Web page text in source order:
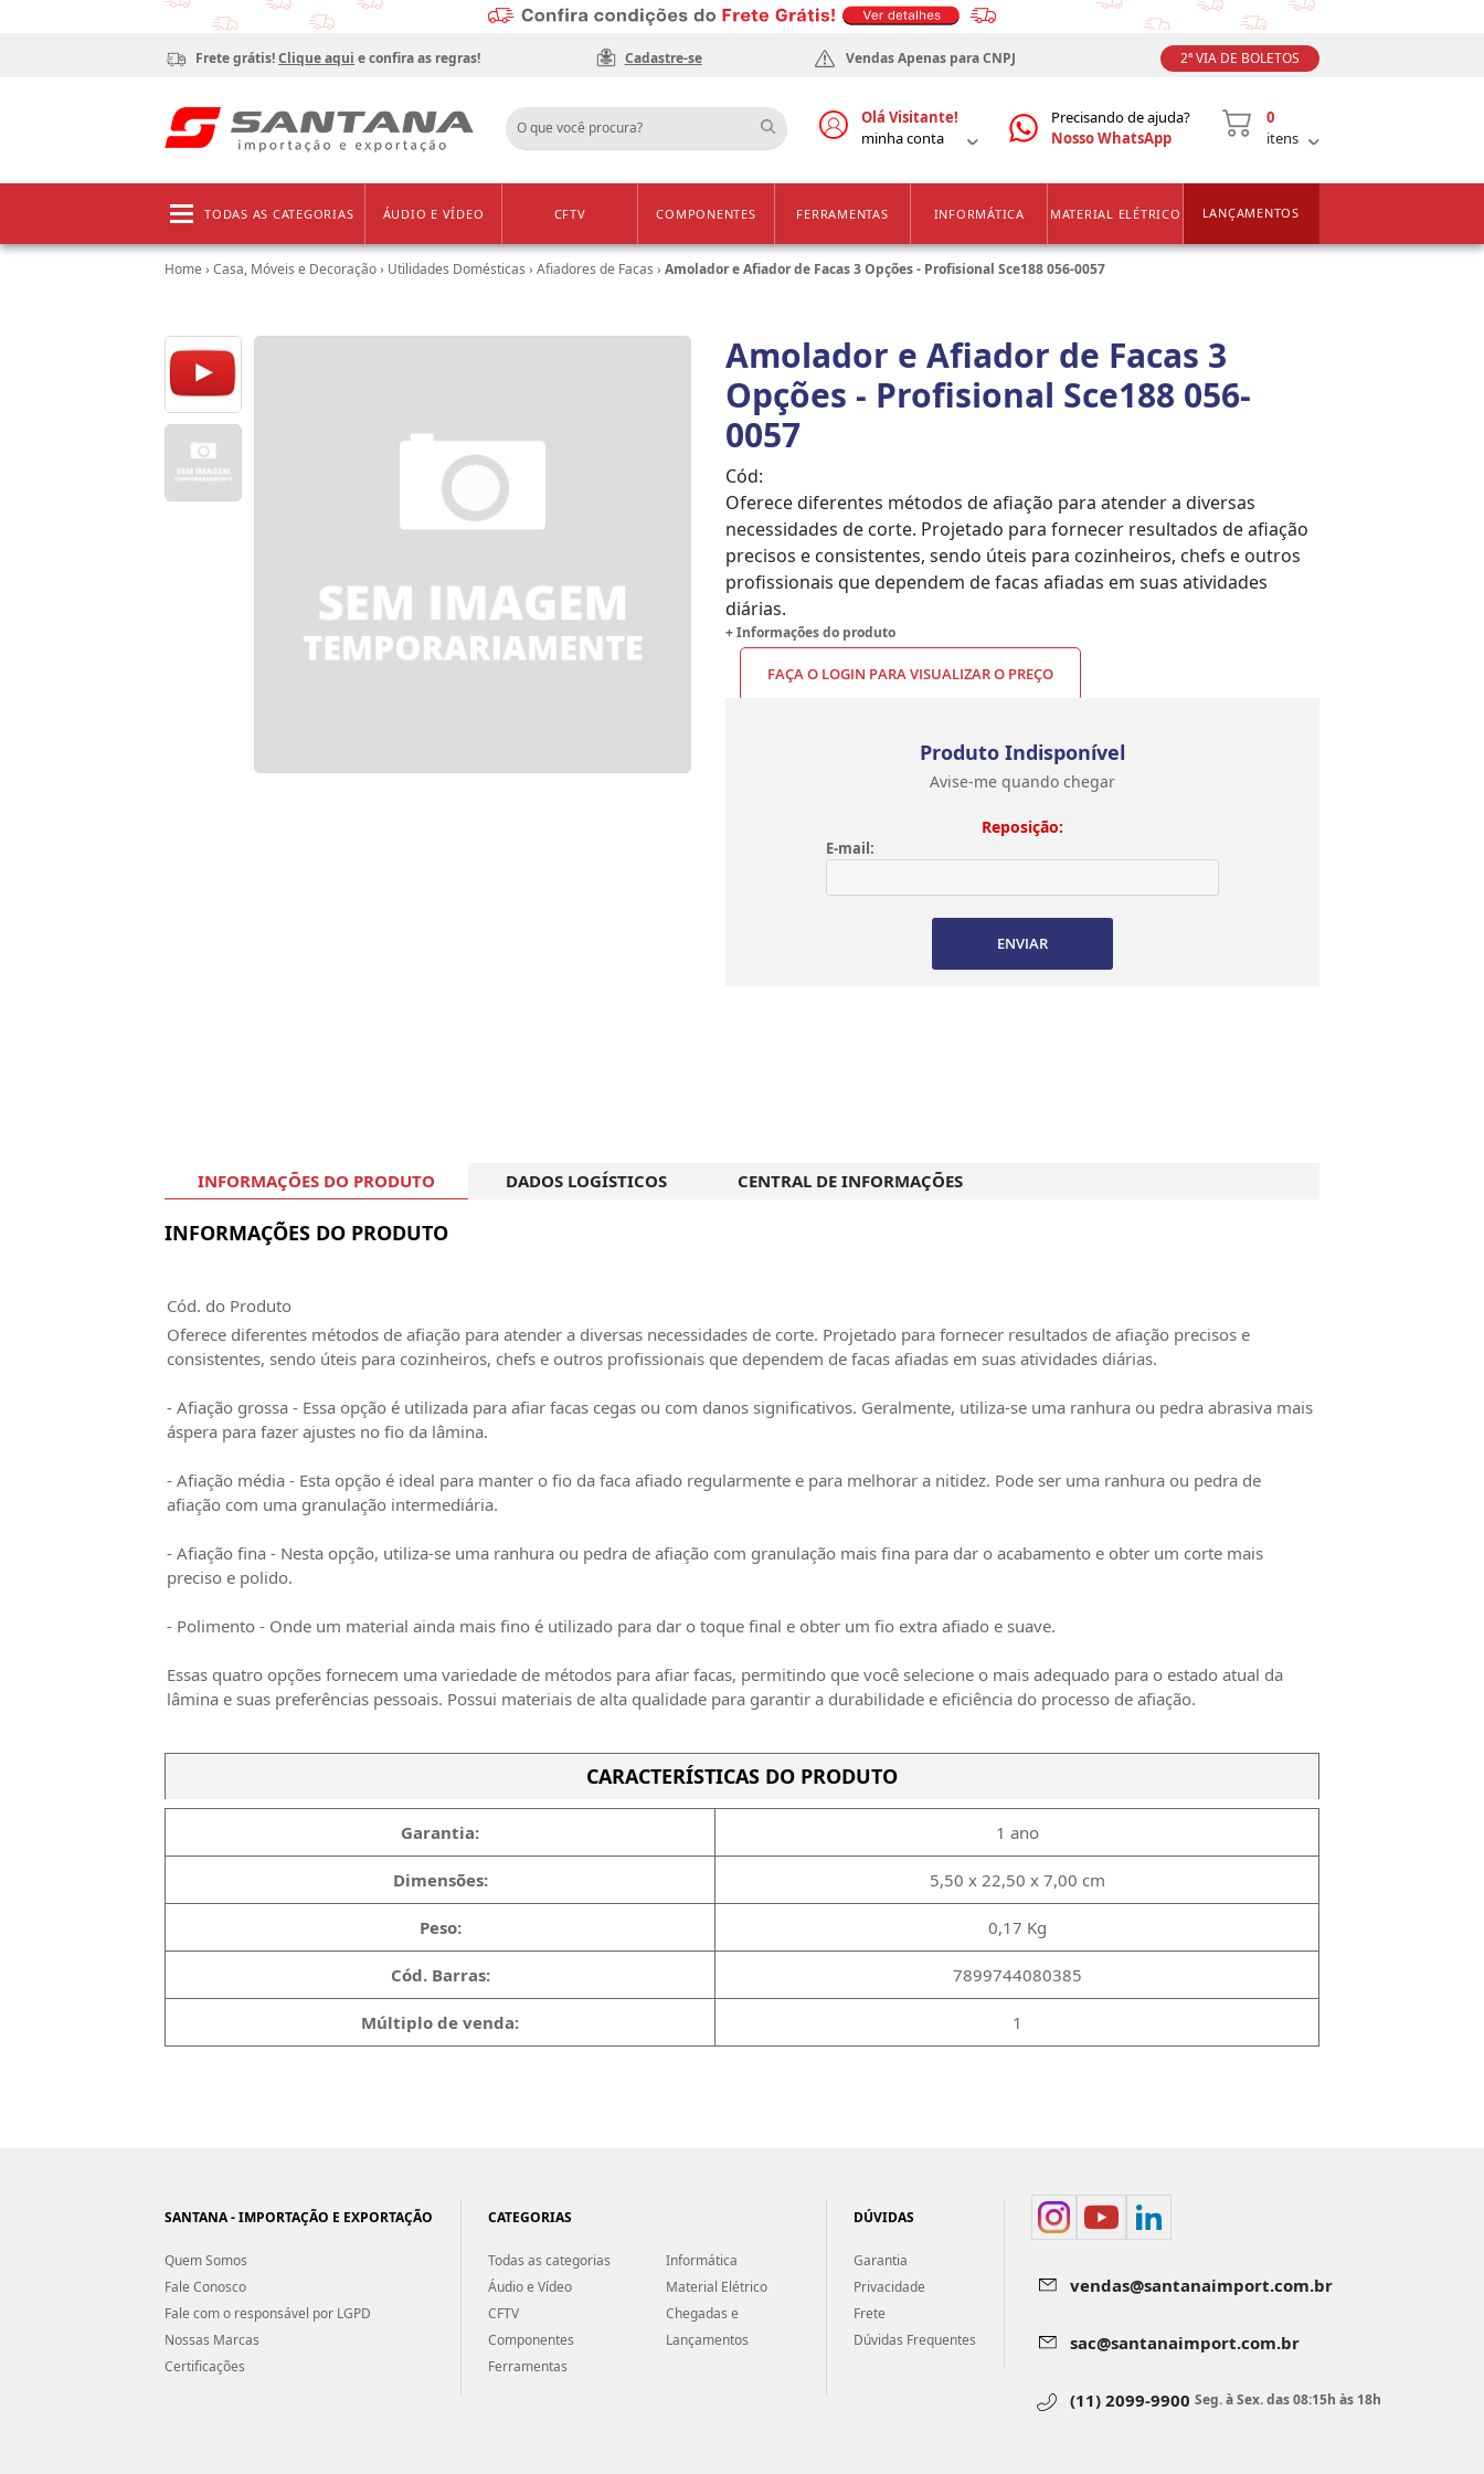
Frete grátis!Clique aqui e confira as regras! Cadastre-se Vendas Apenas para CNPJ 2ª VIA DE BOLETOS
Olá Visitante!
minha conta
Precisando de ajuda?
Nosso WhatsApp
0
itens
TODAS AS CATEGORIAS ÁUDIO E VÍDEO CFTV COMPONENTES FERRAMENTAS INFORMÁTICA MATERIAL ELÉTRICO LANÇAMENTOS
Home › Casa, Móveis e Decoração› Utilidades Domésticas › Afiadores de Facas › Amolador e Afiador de Facas 3 Opções - Profisional Sce188 056-0057
Amolador e Afiador de Facas 3
Opções - Profisional Sce188 056-
0057
Cód:
Oferece diferentes métodos de afiação para atender a diversas
necessidades de corte. Projetado para fornecer resultados de afiação
precisos e consistentes, sendo úteis para cozinheiros, chefs e outros
profissionais que dependem de facas afiadas em suas atividades
diárias.
+ Informações do produto
FAÇA O LOGIN PARA VISUALIZAR O PREÇO
Produto Indisponível
Avise-me quando chegar
Reposição:
E-mail:
ENVIAR
INFORMAÇÕES DO PRODUTO DADOS LOGÍSTICOS CENTRAL DE INFORMAÇÕES
INFORMAÇÕES DO PRODUTO
Cód. do Produto
Oferece diferentes métodos de afiação para atender a diversas necessidades de corte. Projetado para fornecer resultados de afiação precisos e
consistentes, sendo úteis para cozinheiros, chefs e outros profissionais que dependem de facas afiadas em suas atividades diárias.
- Afiação grossa - Essa opção é utilizada para afiar facas cegas ou com danos significativos. Geralmente, utiliza-se uma ranhura ou pedra abrasiva mais
áspera para fazer ajustes no fio da lâmina.
- Afiação média - Esta opção é ideal para manter o fio da faca afiado regularmente e para melhorar a nitidez. Pode ser uma ranhura ou pedra de
afiação com uma granulação intermediária.
- Afiação fina - Nesta opção, utiliza-se uma ranhura ou pedra de afiação com granulação mais fina para dar o acabamento e obter um corte mais
preciso e polido.
- Polimento - Onde um material ainda mais fino é utilizado para dar o toque final e obter um fio extra afiado e suave.
Essas quatro opções fornecem uma variedade de métodos para afiar facas, permitindo que você selecione o mais adequado para o estado atual da
lâmina e suas preferências pessoais. Possui materiais de alta qualidade para garantir a durabilidade e eficiência do processo de afiação.
CARACTERÍSTICAS DO PRODUTO
Garantia: 1 ano
Dimensões: 5,50 x 22,50 x 7,00 cm
Peso: 0,17 Kg
Cód. Barras: 7899744080385
Múltiplo de venda: 1
SANTANA - IMPORTAÇÃO E EXPORTAÇÃO
Quem Somos
Fale Conosco
Fale com o responsável por LGPD
Nossas Marcas
Certificações
CATEGORIAS
Todas as categorias
Áudio e Vídeo
CFTV
Componentes
Ferramentas
Informática
Material Elétrico
Chegadas e
Lançamentos
DÚVIDAS
Garantia
Privacidade
Frete
Dúvidas Frequentes
vendas@santanaimport.com.br
sac@santanaimport.com.br
(11) 2099-9900 Seg. à Sex. das 08:15h às 18h